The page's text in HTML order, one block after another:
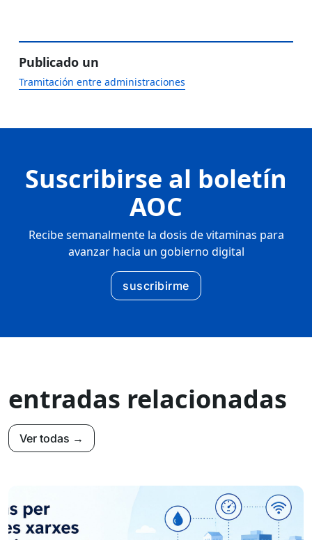
Publicado un
Tramitación entre administraciones
Suscribirse al boletín
AOC
Recibe semanalmente la dosis de vitaminas para
avanzar hacia un gobierno digital
suscribirme
entradas relacionadas
Ver todas →